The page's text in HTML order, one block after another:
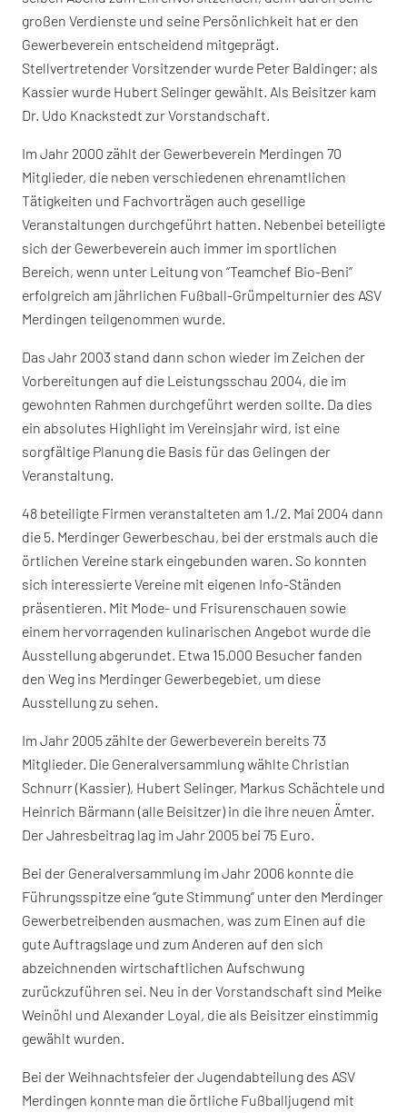
großen Verdienste und seine Persönlichkeit hat er den
Gewerbeverein entscheidend mitgeprägt.
Stellvertretender Vorsitzender wurde Peter Baldinger; als
Kassier wurde Hubert Selinger gewählt. Als Beisitzer kam
Dr. Udo Knackstedt zur Vorstandschaft.
Im Jahr 2000 zählt der Gewerbeverein Merdingen 70
Mitglieder, die neben verschiedenen ehrenamtlichen
Tätigkeiten und Fachvorträgen auch gesellige
Veranstaltungen durchgeführt hatten. Nebenbei beteiligte
sich der Gewerbeverein auch immer im sportlichen
Bereich, wenn unter Leitung von “Teamchef Bio-Beni”
erfolgreich am jährlichen Fußball-Grümpelturnier des ASV
Merdingen teilgenommen wurde.
Das Jahr 2003 stand dann schon wieder im Zeichen der
Vorbereitungen auf die Leistungsschau 2004, die im
gewohnten Rahmen durchgeführt werden sollte. Da dies
ein absolutes Highlight im Vereinsjahr wird, ist eine
sorgfältige Planung die Basis für das Gelingen der
Veranstaltung.
48 beteiligte Firmen veranstalteten am 1./2. Mai 2004 dann
die 5. Merdinger Gewerbeschau, bei der erstmals auch die
örtlichen Vereine stark eingebunden waren. So konnten
sich interessierte Vereine mit eigenen Info-Ständen
präsentieren. Mit Mode- und Frisurenschauen sowie
einem hervorragenden kulinarischen Angebot wurde die
Ausstellung abgerundet. Etwa 15.000 Besucher fanden
den Weg ins Merdinger Gewerbegebiet, um diese
Ausstellung zu sehen.
Im Jahr 2005 zählte der Gewerbeverein bereits 73
Mitglieder. Die Generalversammlung wählte Christian
Schnurr (Kassier), Hubert Selinger, Markus Schächtele und
Heinrich Bärmann (alle Beisitzer) in die ihre neuen Ämter.
Der Jahresbeitrag lag im Jahr 2005 bei 75 Euro.
Bei der Generalversammlung im Jahr 2006 konnte die
Führungsspitze eine “gute Stimmung” unter den Merdinger
Gewerbetreibenden ausmachen, was zum Einen auf die
gute Auftragslage und zum Anderen auf den sich
abzeichnenden wirtschaftlichen Aufschwung
zurückzuführen sei. Neu in der Vorstandschaft sind Meike
Weinöhl und Alexander Loyal, die als Beisitzer einstimmig
gewählt wurden.
Bei der Weihnachtsfeier der Jugendabteilung des ASV
Merdingen konnte man die örtliche Fußballjugend mit